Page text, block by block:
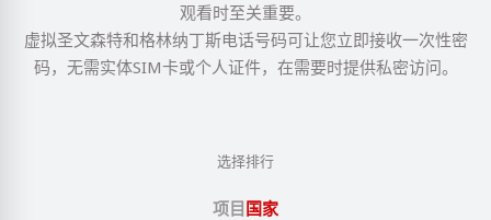
观看时至关重要。
虚拟圣文森特和格林纳丁斯电话号码可让您立即接收一次性密
码，无需实体SIM卡或个人证件，在需要时提供私密访问。
选择排行
项目国家